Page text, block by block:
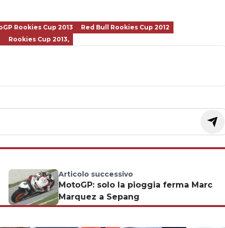
Rookies Cup 2013
Red Bull Rookies Cup 2012
Rookies Cup 2013,
Articolo successivo
MotoGP: solo la pioggia ferma Marc
Marquez a Sepang